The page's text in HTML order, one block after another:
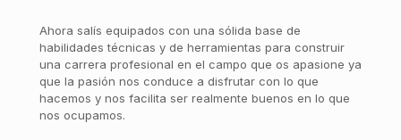
Ahora salís equipados con una sólida base de
habilidades técnicas y de herramientas para construir
una carrera profesional en el campo que os apasione ya
que la pasión nos conduce a disfrutar con lo que
hacemos y nos facilita ser realmente buenos en lo que
nos ocupamos.